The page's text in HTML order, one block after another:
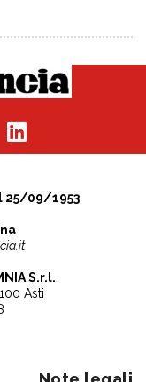
25/09/1953
S.r.l.
Asti